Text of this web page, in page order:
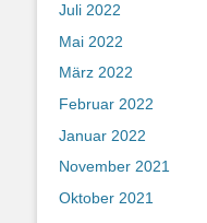
Juli 2022
Mai 2022
März 2022
Februar 2022
Januar 2022
November 2021
Oktober 2021